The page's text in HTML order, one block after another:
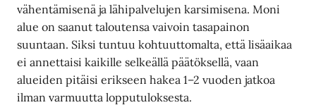
vähentämisenä ja lähipalvelujen karsimisena. Moni
alue on saanut taloutensa vaivoin tasapainon
suuntaan. Siksi tuntuu kohtuuttomalta, että lisäaikaa
ei annettaisi kaikille selkeällä päätöksellä, vaan
alueiden pitäisi erikseen hakea 1–2 vuoden jatkoa
ilman varmuutta lopputuloksesta.